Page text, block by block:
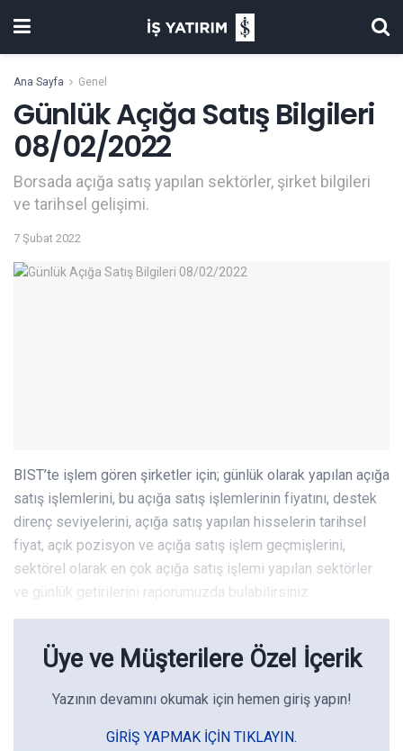
Ana Sayfa Genel
Günlük Açığa Satış Bilgileri
08/02/2022
Borsada açığa satış yapılan sektörler, şirket bilgileri
ve tarihsel gelişimi.
7 Şubat 2022
BIST’te işlem gören şirketler için; günlük olarak yapılan açığa
satış işlemlerini, bu açığa satış işlemlerinin fiyatını, destek
direnç seviyelerini, açığa satış yapılan hisselerin tarihsel
fiyat, açık pozisyon ve açığa satış işlem geçmişlerini,
sektörel olarak en çok açığa satış işlemi yapılan sektörler
ve günlük getirilerini raporumuzda bulabilirsiniz.
Üye ve Müşterilere Özel İçerik
Yazının devamını okumak için hemen giriş yapın!
GIRIŞ YAPMAK IÇIN TIKLAYIN.